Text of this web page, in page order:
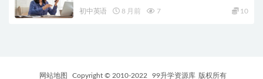
初中英语 8 月前 7 10
网站地图 Copyright © 2010-2022 99升学资源库 版权所有